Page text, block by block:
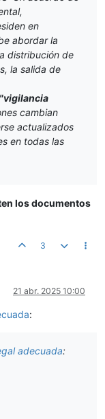
en
abordar la
distribución de
la salida de
cambian
actualizados
en todas las
los documentos
3
21 abr. 2025 10:00
:
adecuada: